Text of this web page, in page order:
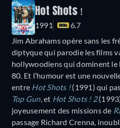
Hot Shots !
1991
6.7
Jim Abrahams opère sans les
diptyque qui parodie les films
hollywoodiens qui dominent le
80. Et l’humour est une
entre Hot Shots !(1991) qui
Top Gun, et Hot Shots ! 2
joyeusement des missions de
passage Richard Crenna,